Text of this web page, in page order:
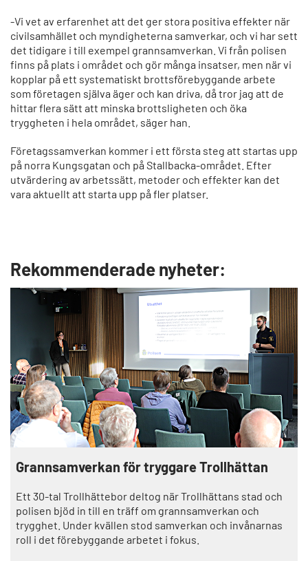
-Vi vet av erfarenhet att det ger stora positiva effekter när
civilsamhället och myndigheterna samverkar, och vi har sett
det tidigare i till exempel grannsamverkan. Vi från polisen
finns på plats i området och gör många insatser, men när vi
kopplar på ett systematiskt brottsförebyggande arbete
som företagen själva äger och kan driva, då tror jag att de
hittar flera sätt att minska brottsligheten och öka
tryggheten i hela området, säger han.
Företagssamverkan kommer i ett första steg att startas upp
på norra Kungsgatan och på Stallbacka-området. Efter
utvärdering av arbetssätt, metoder och effekter kan det
vara aktuellt att starta upp på fler platser.
Rekommenderade nyheter:
Grannsamverkan för tryggare Trollhättan
Ett 30-tal Trollhättebor deltog när Trollhättans stad och
polisen bjöd in till en träff om grannsamverkan och
trygghet. Under kvällen stod samverkan och invånarnas
roll i det förebyggande arbetet i fokus.